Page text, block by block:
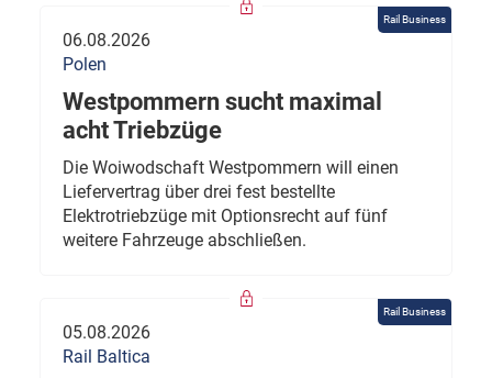
Rail Business
06.08.2026
Polen
Westpommern sucht maximal
acht Triebzüge
Die Woiwodschaft Westpommern will einen
Liefervertrag über drei fest bestellte
Elektrotriebzüge mit Optionsrecht auf fünf
weitere Fahrzeuge abschließen.
Rail Business
05.08.2026
Rail Baltica